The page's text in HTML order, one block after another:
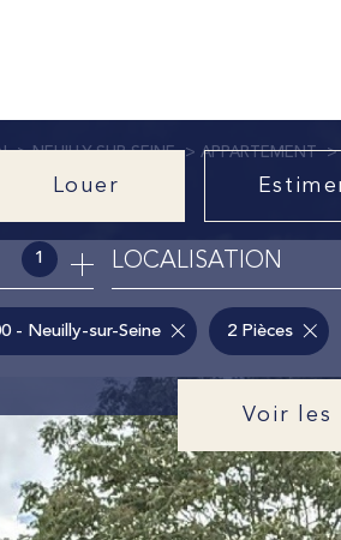
Louer
à l'année
1 LOCALISATION
Voir les
- Neuilly-sur-Seine 2 Pièces
NEUILLY SUR SEINE APPARTEMENT